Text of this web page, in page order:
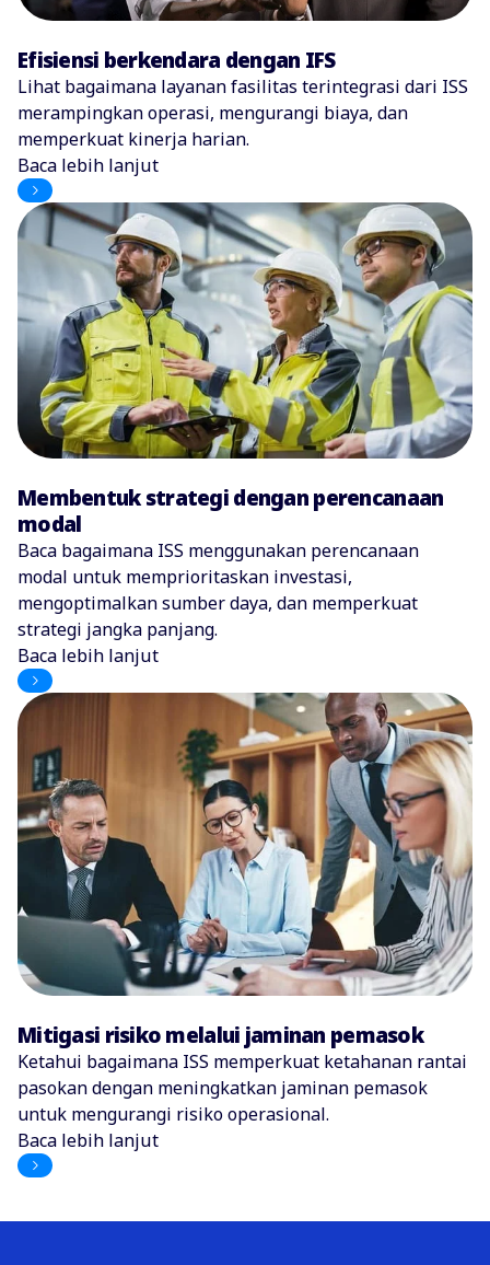
Efisiensi berkendara dengan IFS
Lihat bagaimana layanan fasilitas terintegrasi dari ISS
merampingkan operasi, mengurangi biaya, dan
memperkuat kinerja harian.
Baca lebih lanjut
Membentuk strategi dengan perencanaan
modal
Baca bagaimana ISS menggunakan perencanaan
modal untuk memprioritaskan investasi,
mengoptimalkan sumber daya, dan memperkuat
strategi jangka panjang.
Baca lebih lanjut
Mitigasi risiko melalui jaminan pemasok
Ketahui bagaimana ISS memperkuat ketahanan rantai
pasokan dengan meningkatkan jaminan pemasok
untuk mengurangi risiko operasional.
Baca lebih lanjut